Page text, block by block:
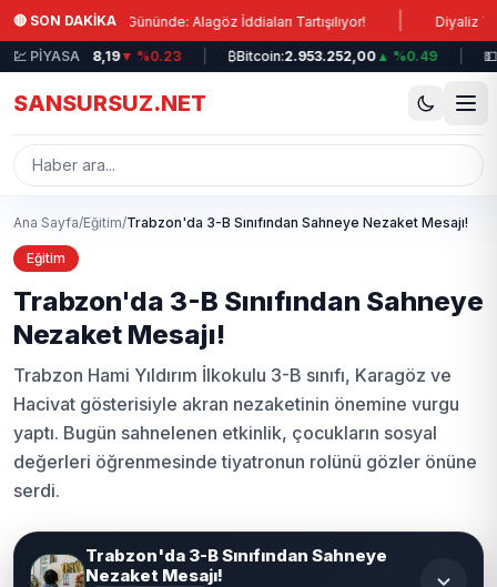
Ana içeriğe atla
🔴 SON DAKİKA
5. Gününde: Alagöz İddiaları Tartışılıyor! | Diyaliz
💹 PİYASA
12.698,19 ▼ %0.23 | Bitcoin:2.953.252,00▲ %0.49 |
SANSURSUZ.NET
Ana Sayfa/Eğitim/Trabzon'da 3-B Sınıfından Sahneye Nezaket Mesajı!
Eğitim
Trabzon'da 3-B Sınıfından Sahneye
Nezaket Mesajı!
Trabzon Hami Yıldırım İlkokulu 3-B sınıfı, Karagöz ve
Hacivat gösterisiyle akran nezaketinin önemine vurgu
yaptı. Bugün sahnelenen etkinlik, çocukların sosyal
değerleri öğrenmesinde tiyatronun rolünü gözler önüne
serdi.
Trabzon'da 3-B Sınıfından Sahneye
Nezaket Mesajı!